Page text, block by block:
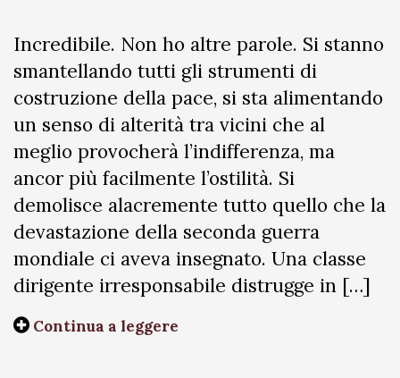
Incredibile. Non ho altre parole. Si stanno
smantellando tutti gli strumenti di
costruzione della pace, si sta alimentando
un senso di alterità tra vicini che al
meglio provocherà l’indifferenza, ma
ancor più facilmente l’ostilità. Si
demolisce alacremente tutto quello che la
devastazione della seconda guerra
mondiale ci aveva insegnato. Una classe
dirigente irresponsabile distrugge in […]
Continua a leggere